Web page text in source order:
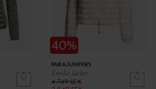
Emilia Jacket
PARAJUMPERS
4 749 SEK